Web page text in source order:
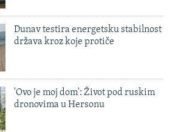
Dunav testira energetsku stabilnost
država kroz koje protiče
'Ovo je moj dom': Život pod ruskim
dronovima u Hersonu